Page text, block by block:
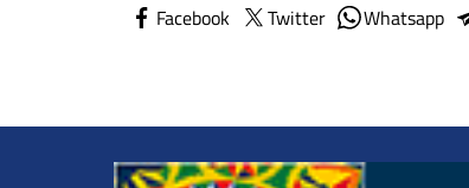
Facebook Twitter Whatsapp